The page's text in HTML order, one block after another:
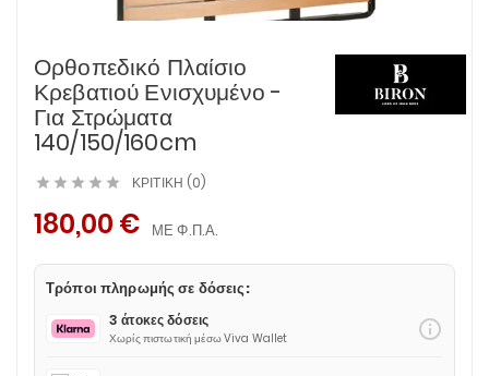
Ορθοπεδικό Πλαίσιο
Κρεβατιού Ενισχυμένο -
Για Στρώματα
140/150/160cm
     ΚΡΙΤΙΚΉ (0)
180,00 € ΜΕ Φ.Π.Α.
Τρόποι πληρωμής σε δόσεις:
3 άτοκες δόσεις
Χωρίς πιστωτική μέσω Viva Wallet info_outline